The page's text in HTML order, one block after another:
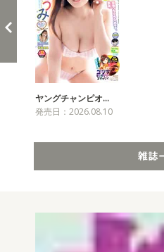
ヤングチャンピオ…
発売日：2026.08.10